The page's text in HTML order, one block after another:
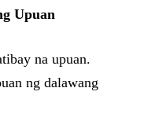
Upuan
na upuan.
ng dalawang